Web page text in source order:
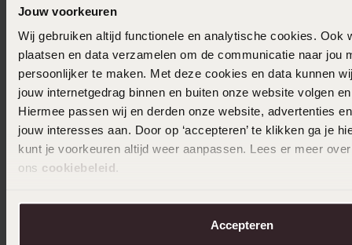
Jouw voorkeuren
Wij gebruiken altijd functionele en analytische cookies. Ook
plaatsen en data verzamelen om de communicatie naar jou
persoonlijker te maken. Met deze cookies en data kunnen
jouw internetgedrag binnen en buiten onze website volgen
Hiermee passen wij en derden onze website, advertenties
jouw interesses aan. Door op ‘accepteren’ te klikken ga je
kunt je voorkeuren altijd weer aanpassen. Lees er meer
ons cookiebeleid.
Accepteren
Gaatjes schieten
Graveren Den Bosch
Horloge Den Bosch
Trouwringen Den Bosch